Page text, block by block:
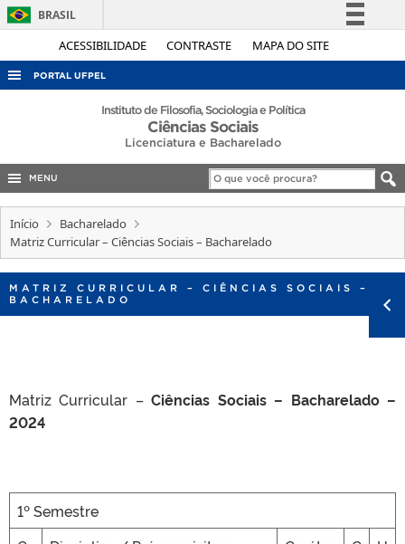
ACESSIBILIDADE CONTRASTE MAPA DO SITE
BRASIL
Simplifique!
Acesso à informação
Canais
PORTAL UFPEL
ACESSO À INFORMAÇÃO
EDITAIS
INTERNACIONAL
OUVIDORIA
Instituto de Filosofia, Sociologia e Política
Ciências Sociais
Licenciatura e Bacharelado
MENU
Início
Bacharelado
Matriz Curricular – Ciências Sociais – Bacharelado
MATRIZ CURRICULAR – CIÊNCIAS SOCIAIS –
BACHARELADO
Matriz Curricular –Ciências Sociais – Bacharelado –
2024
1º Semestre